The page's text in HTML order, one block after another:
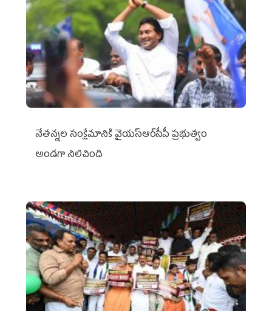
నేతన్నల సంక్షేమానికి వైయ‌స్ఆర్‌సీపీ ప్రభుత్వం
అండగా నిలిచింది